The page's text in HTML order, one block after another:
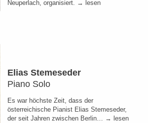
Neuperlach, organisiert. → lesen
Elias Stemeseder
Piano Solo
Es war höchste Zeit, dass der
österreichische Pianist Elias Stemeseder,
der seit Jahren zwischen Berlin… → lesen